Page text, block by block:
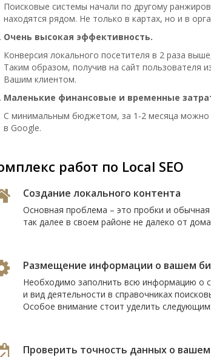
Поисковые системы начали по другому
находятся рядом. Не только в картах, но и в
Очень высокая эффективность.
Конверсия локального посетителя в 2 раза
Таким образом, получив на сайт пользователя
Вашим клиентом.
Маленькие финансовые и временные
С минимальным бюджетом, за 1-2 месяца можно
в Google.
работ по Local SEO
Создание локального контента
Основная проблема – это пробки и
так далее в своем районе не далеко от
Размещение информации о вашем
Необходимо заполнить всю информацию о
и вид деятельности в справочниках
Особое внимание стоит уделить
Проверить точность данных о вашем